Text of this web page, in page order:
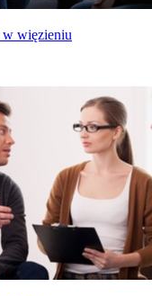
zł
zł
zł
więzieniu